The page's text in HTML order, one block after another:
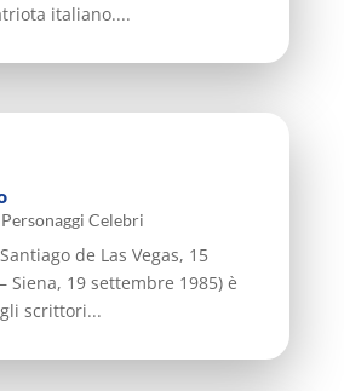
italiano....
Personaggi Celebri
de Las Vegas, 15
Siena, 19 settembre 1985) è
scrittori...